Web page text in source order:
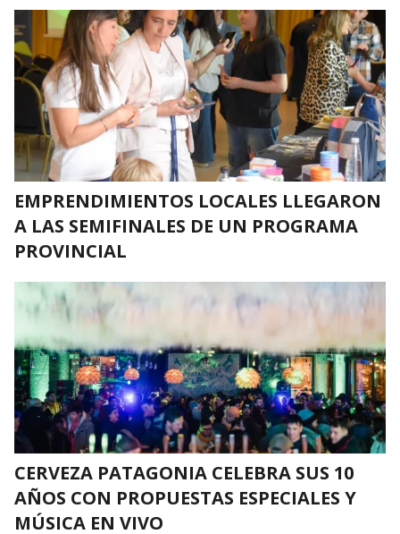
EMPRENDIMIENTOS LOCALES LLEGARON
A LAS SEMIFINALES DE UN PROGRAMA
PROVINCIAL
CERVEZA PATAGONIA CELEBRA SUS 10
AÑOS CON PROPUESTAS ESPECIALES Y
MÚSICA EN VIVO